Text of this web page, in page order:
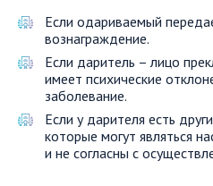
Если одариваемый
вознаграждение.
Если даритель – лицо
имеет психические
заболевание.
Если у дарителя есть
которые могут являться
и не согласны с